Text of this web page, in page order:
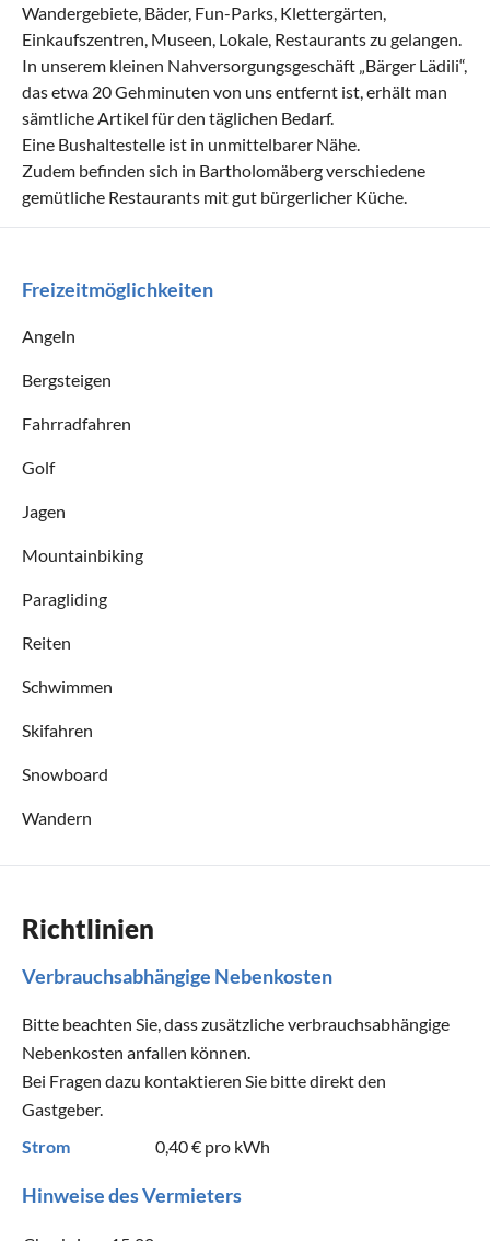
Wandergebiete, Bäder, Fun-Parks, Klettergärten,
Einkaufszentren, Museen, Lokale, Restaurants zu gelangen.
In unserem kleinen Nahversorgungsgeschäft „Bärger Lädili“,
das etwa 20 Gehminuten von uns entfernt ist, erhält man
sämtliche Artikel für den täglichen Bedarf.
Eine Bushaltestelle ist in unmittelbarer Nähe.
Zudem befinden sich in Bartholomäberg verschiedene
gemütliche Restaurants mit gut bürgerlicher Küche.
Freizeitmöglichkeiten
Angeln
Bergsteigen
Fahrradfahren
Golf
Jagen
Mountainbiking
Paragliding
Reiten
Schwimmen
Skifahren
Snowboard
Wandern
Richtlinien
Verbrauchsabhängige Nebenkosten
Bitte beachten Sie, dass zusätzliche verbrauchsabhängige
Nebenkosten anfallen können.
Bei Fragen dazu kontaktieren Sie bitte direkt den
Gastgeber.
Strom
0,40 € pro kWh
Hinweise des Vermieters